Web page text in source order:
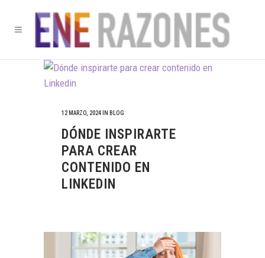
12 MARZO, 2024 IN BLOG
DÓNDE INSPIRARTE
PARA CREAR
CONTENIDO EN
LINKEDIN